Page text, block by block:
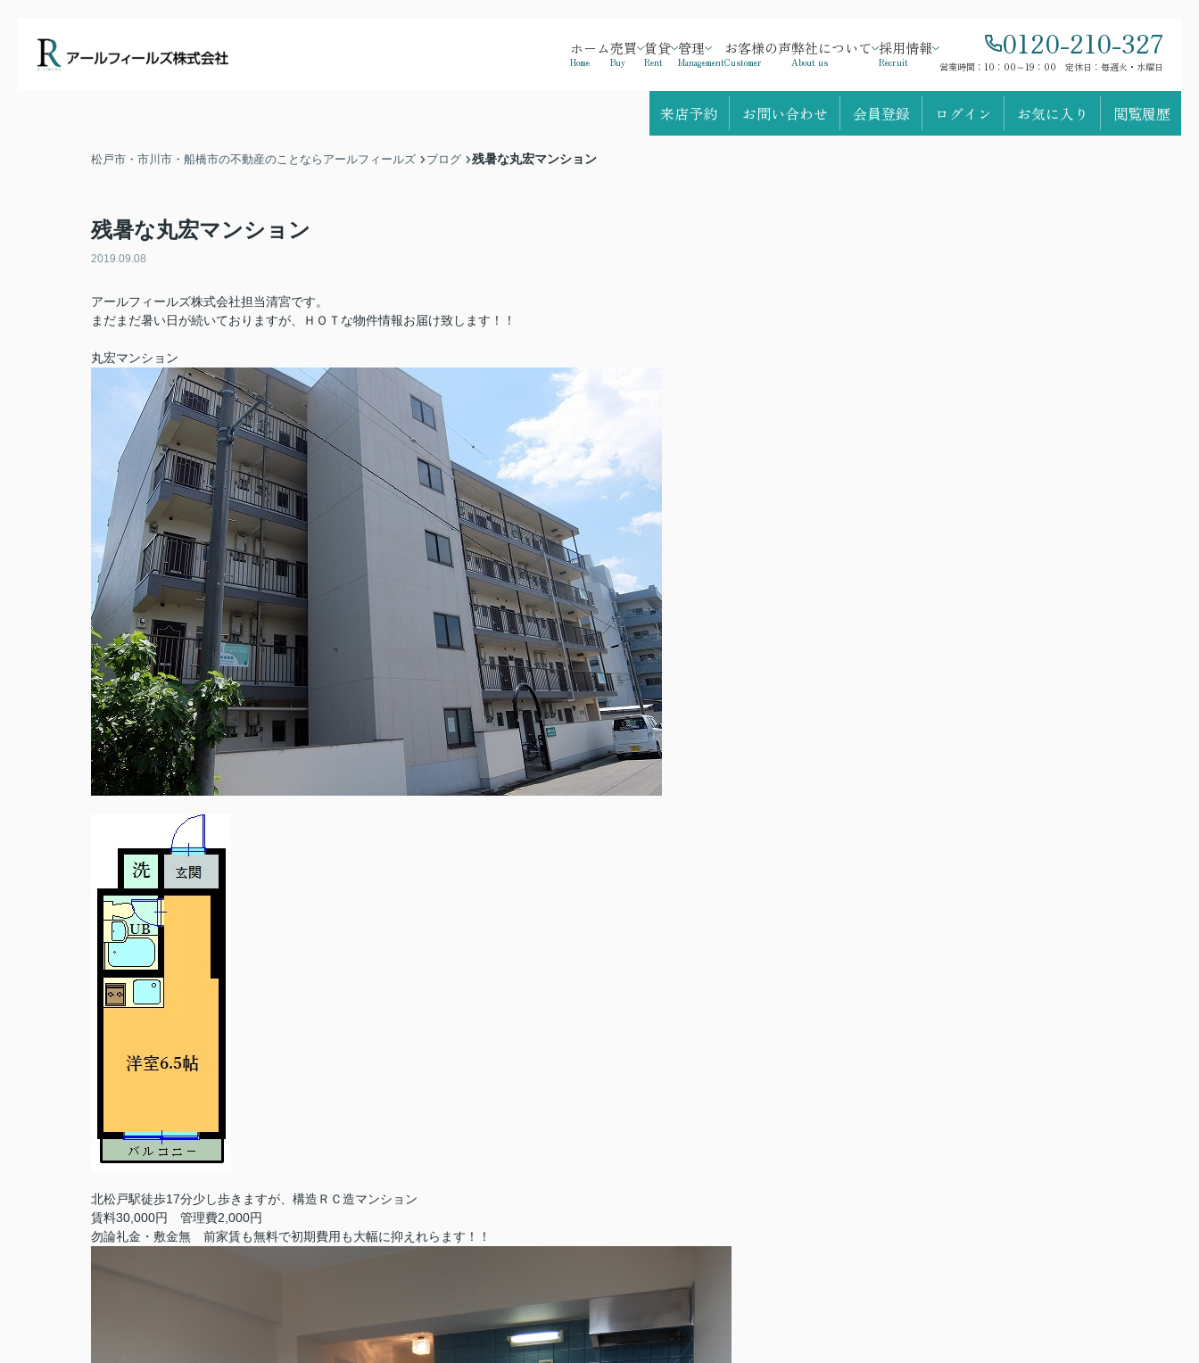
ホーム
Home
売買
Buy
賃貸
Rent
管理
Management
お客様の声
Customer
弊社について
About us
採用情報
Recruit
0120-210-327
営業時間：10：00～19：00 定休日：毎週火・水曜日
来店予約 お問い合わせ 会員登録 ログイン お気に入り 閲覧履歴
松戸市・市川市・船橋市の不動産のことならアールフィールズ ブログ 残暑な丸宏マンション
残暑な丸宏マンション
2019.09.08
アールフィールズ株式会社担当清宮です。
まだまだ暑い日が続いておりますが、ＨＯＴな物件情報お届け致します！！
丸宏マンション
北松戸駅徒歩17分少し歩きますが、構造ＲＣ造マンション
賃料30,000円 管理費2,000円
勿論礼金・敷金無 前家賃も無料で初期費用も大幅に抑えれらます！！